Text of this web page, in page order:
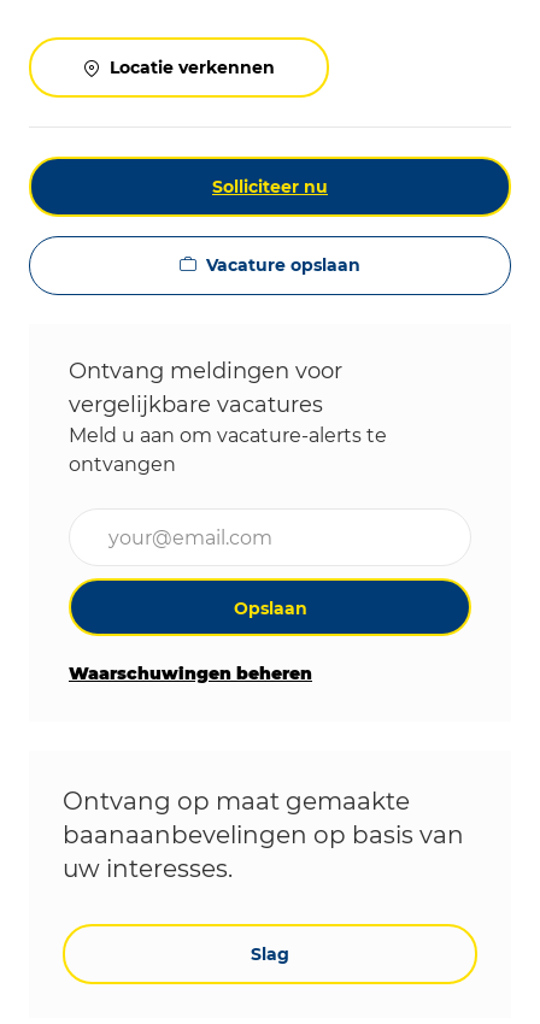
Locatie verkennen
Solliciteer nu
Vacature opslaan
Ontvang meldingen voor
vergelijkbare vacatures
Meld u aan om vacature-alerts te
ontvangen
Opslaan
Waarschuwingen beheren
Ontvang op maat gemaakte
baanaanbevelingen op basis van
uw interesses.
Slag